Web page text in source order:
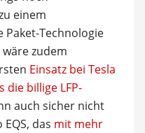
einem
Technologie
zudem
Einsatz bei Tesla
die billige LFP-
auch sicher nicht
das mit mehr